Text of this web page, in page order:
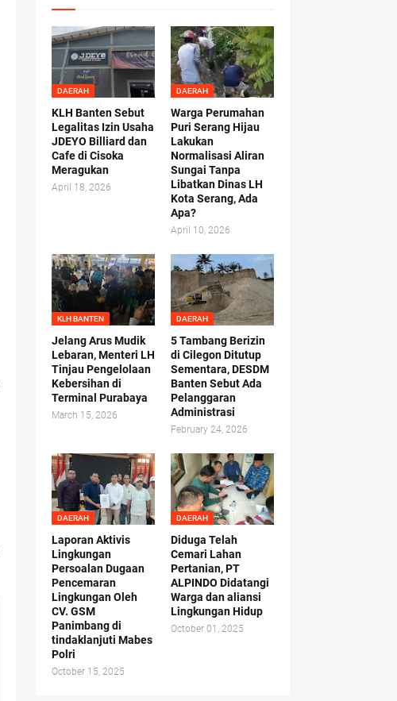
DAERAH
KLH Banten Sebut
Legalitas Izin Usaha
JDEYO Billiard dan
Cafe di Cisoka
Meragukan
April 18, 2026
DAERAH
Warga Perumahan
Puri Serang Hijau
Lakukan
Normalisasi Aliran
Sungai Tanpa
Libatkan Dinas LH
Kota Serang, Ada
Apa?
April 10, 2026
KLH BANTEN
Jelang Arus Mudik
Lebaran, Menteri LH
Tinjau Pengelolaan
Kebersihan di
Terminal Purabaya
March 15, 2026
DAERAH
5 Tambang Berizin
di Cilegon Ditutup
Sementara, DESDM
Banten Sebut Ada
Pelanggaran
Administrasi
February 24, 2026
DAERAH
Laporan Aktivis
Lingkungan
Persoalan Dugaan
Pencemaran
Lingkungan Oleh
CV. GSM
Panimbang di
tindaklanjuti Mabes
Polri
October 15, 2025
DAERAH
Diduga Telah
Cemari Lahan
Pertanian, PT
ALPINDO Didatangi
Warga dan aliansi
Lingkungan Hidup
October 01, 2025